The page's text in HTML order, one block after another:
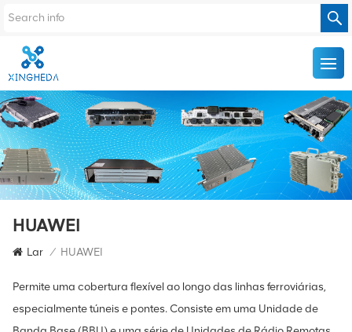
HUAWEI
Lar / HUAWEI
Permite uma cobertura flexível ao longo das linhas ferroviárias,
especialmente túneis e pontes. Consiste em uma Unidade de